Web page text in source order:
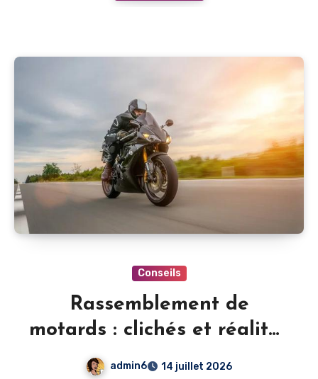
Conseils
Rassemblement de
motards : clichés et réalités
d’une communauté
admin6
14 juillet 2026